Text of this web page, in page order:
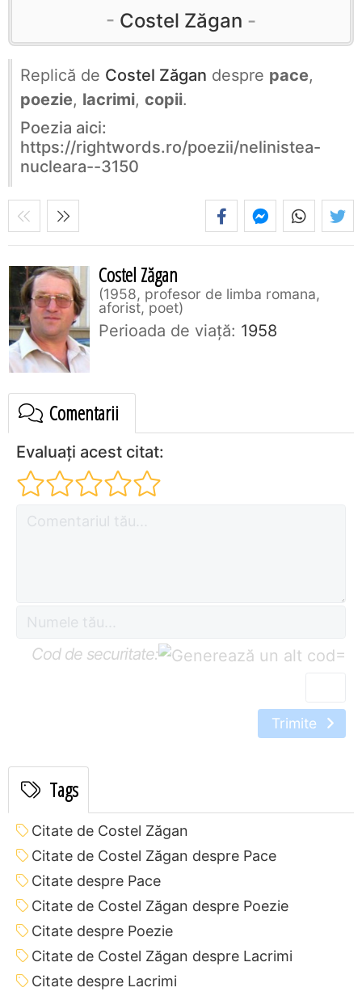
Costel Zăgan
Replică de Costel Zăgan despre pace,
poezie, lacrimi, copii.
Poezia aici:
https://rightwords.ro/poezii/nelinistea-
nucleara--3150
Costel Zăgan
1958, profesor de limba romana,
aforist, poet
Perioada de viaţă: 1958
Comentarii
Evaluați acest citat:
Cod de securitate: =
Trimite
Tags
Citate de Costel Zăgan
Citate de Costel Zăgan despre Pace
Citate despre Pace
Citate de Costel Zăgan despre Poezie
Citate despre Poezie
Citate de Costel Zăgan despre Lacrimi
Citate despre Lacrimi